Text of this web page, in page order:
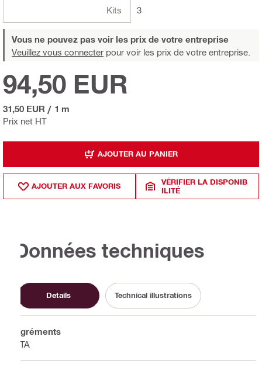
Kits 3
Vous ne pouvez pas voir les prix de votre entreprise
Veuillez vous connecter pour voir les prix de votre entreprise.
Prix net HT
94,50 EUR
31,50 EUR / 1 m
AJOUTER AU PANIER
AJOUTER AUX FAVORIS
VÉRIFIER LA DISPONIB
ILITÉ
Données techniques
Details Technical illustrations
Agréments
ETA